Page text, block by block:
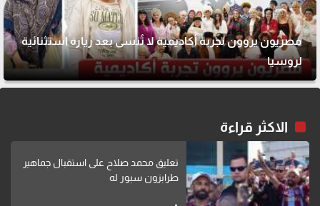
مصريون يروون تجربة أكاديمية لا تُنسى بعد زيارة استثنائية
لروسيا
الاكثر قراءة
تعليق محمد صلاح على استقبال جماهير
طرابزون سبور له